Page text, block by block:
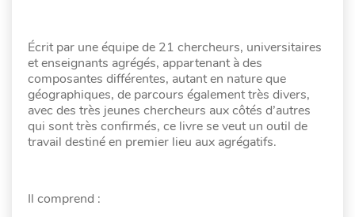
Écrit par une équipe de 21 chercheurs, universitaires
et enseignants agrégés, appartenant à des
composantes différentes, autant en nature que
géographiques, de parcours également très divers,
avec des très jeunes chercheurs aux côtés d’autres
qui sont très confirmés, ce livre se veut un outil de
travail destiné en premier lieu aux agrégatifs.
Il comprend :